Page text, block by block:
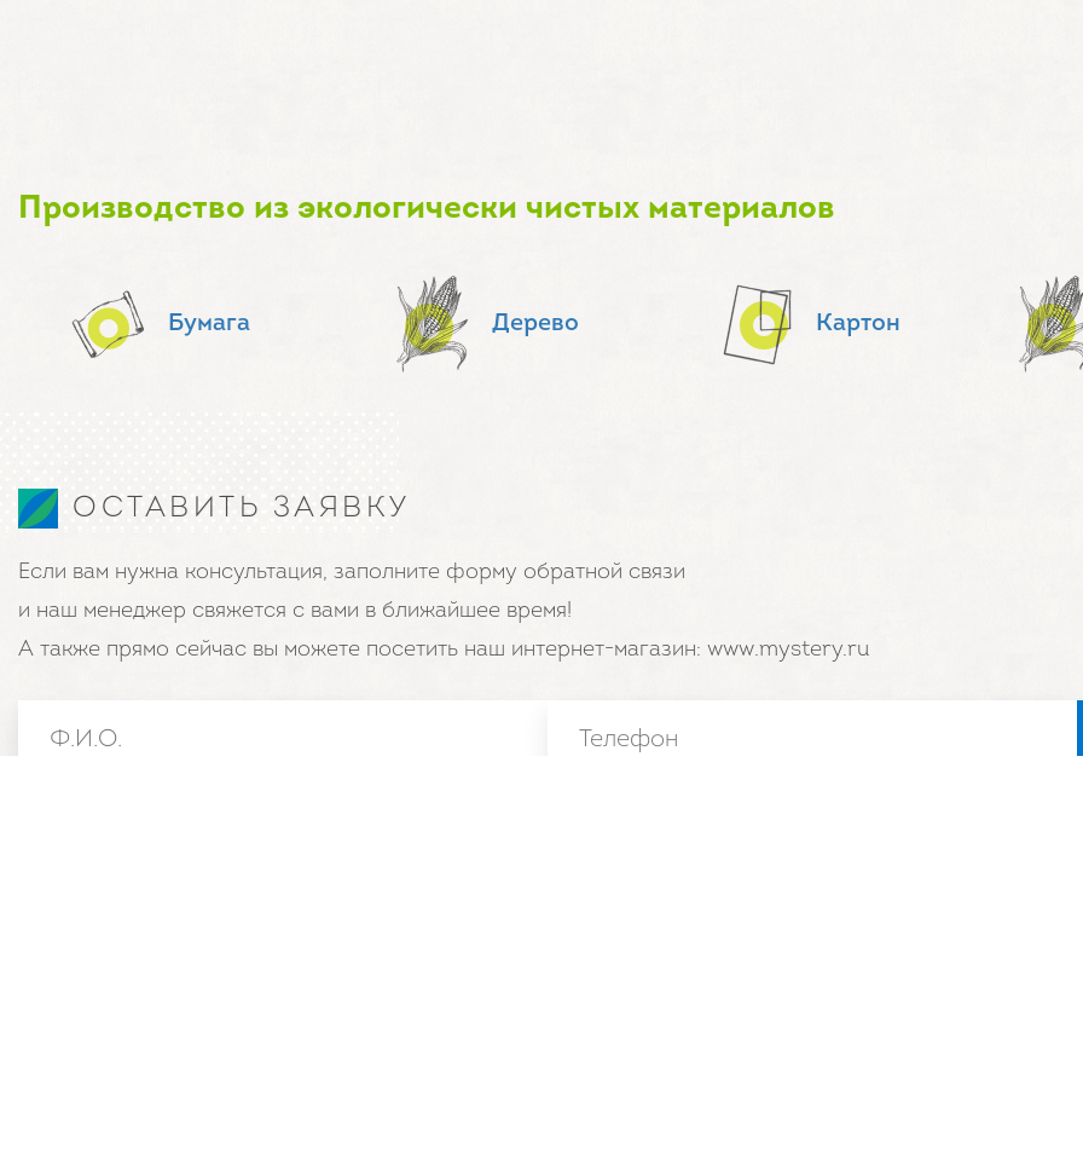
Производство из экологически чистых материалов
Бумага Дерево Картон
ОСТАВИТЬ ЗАЯВКУ
Если вам нужна консультация, заполните форму обратной связи
и наш менеджер свяжется с вами в ближайшее время!
А также прямо сейчас вы можете посетить наш интернет-магазин: www.mystery.ru